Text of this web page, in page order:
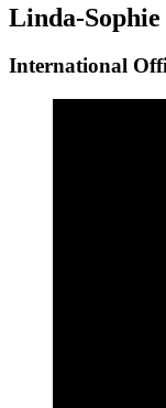
Linda-
International